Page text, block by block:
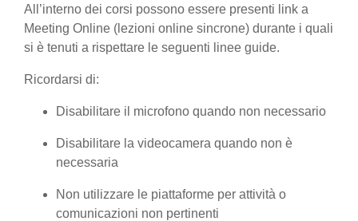
All’interno dei corsi possono essere presenti link a
Meeting Online (lezioni online sincrone) durante i quali
si è tenuti a rispettare le seguenti linee guide.
Ricordarsi di:
Disabilitare il microfono quando non necessario
Disabilitare la videocamera quando non è
necessaria
Non utilizzare le piattaforme per attività o
comunicazioni non pertinenti